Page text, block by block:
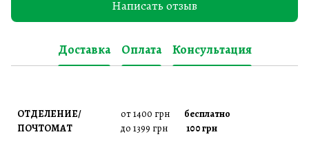
Написать отзыв
Доставка Оплата Консультация
ОТДЕЛЕНИЕ/ от 1400 грн бесплатно
ПОЧТОМАТ до 1399 грн 100 грн